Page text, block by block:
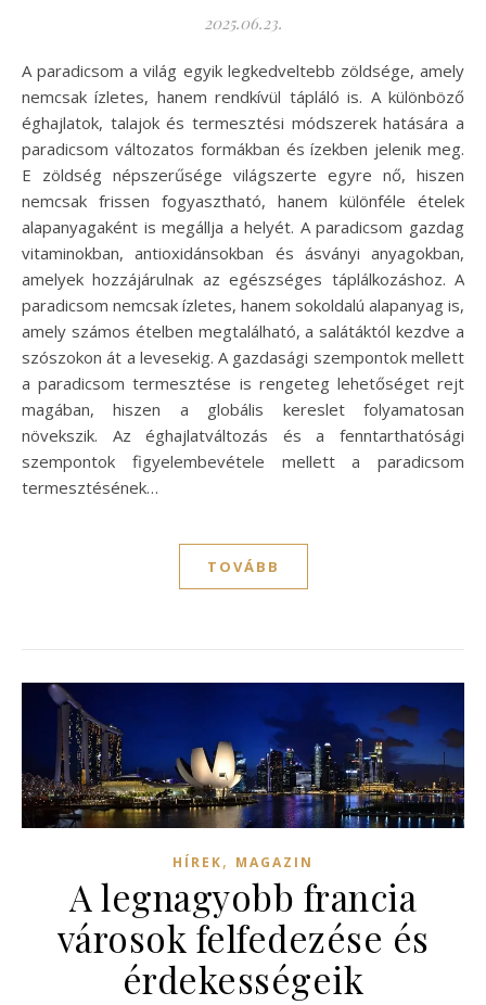
2025.06.23.
A paradicsom a világ egyik legkedveltebb zöldsége, amely
nemcsak ízletes, hanem rendkívül tápláló is. A különböző
éghajlatok, talajok és termesztési módszerek hatására a
paradicsom változatos formákban és ízekben jelenik meg.
E zöldség népszerűsége világszerte egyre nő, hiszen
nemcsak frissen fogyasztható, hanem különféle ételek
alapanyagaként is megállja a helyét. A paradicsom gazdag
vitaminokban, antioxidánsokban és ásványi anyagokban,
amelyek hozzájárulnak az egészséges táplálkozáshoz. A
paradicsom nemcsak ízletes, hanem sokoldalú alapanyag is,
amely számos ételben megtalálható, a salátáktól kezdve a
szószokon át a levesekig. A gazdasági szempontok mellett
a paradicsom termesztése is rengeteg lehetőséget rejt
magában, hiszen a globális kereslet folyamatosan
növekszik. Az éghajlatváltozás és a fenntarthatósági
szempontok figyelembevétele mellett a paradicsom
termesztésének…
TOVÁBB
HÍREK, MAGAZIN
A legnagyobb francia
városok felfedezése és
érdekességeik